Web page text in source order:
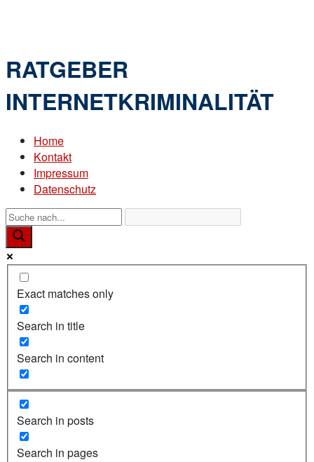
RATGEBER
INTERNETKRIMINALITÄT
Home
Kontakt
Impressum
Datenschutz
Exact matches only
Search in title
Search in content
Search in posts
Search in pages